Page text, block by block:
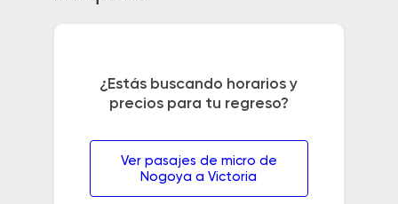
¿Estás buscando horarios y
precios para tu regreso?
Ver pasajes de micro de
Nogoya a Victoria